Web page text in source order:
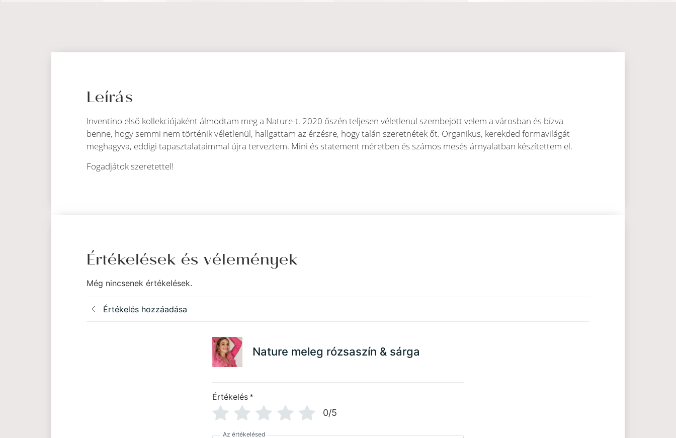
Leírás
Inventino első kollekciójaként álmodtam meg a Nature-t. 2020 őszén teljesen véletlenül szembejött velem a városban és bízva
benne, hogy semmi nem történik véletlenül, hallgattam az érzésre, hogy talán szeretnétek őt. Organikus, kerekded formavilágát
meghagyva, eddigi tapasztalataimmal újra terveztem. Mini és statement méretben és számos mesés árnyalatban készítettem el.
Fogadjátok szeretettel!
Értékelések és vélemények
Még nincsenek értékelések.
Értékelés hozzáadása
Nature meleg rózsaszín & sárga
Értékelés *
0/5
Az értékelésed